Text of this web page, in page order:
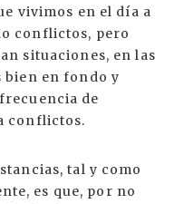
vivimos en el día a
conflictos, pero
situaciones, en las
bien en fondo y
de
conflictos.
tal y como
es que, por no